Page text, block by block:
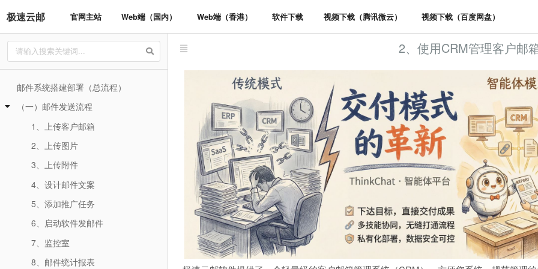
极速云邮 官网主站 Web端（国内） Web端（香港） 软件下载 视频下载（腾讯微云） 视频下载（百度网盘）
邮件系统搭建部署（总流程）
（一）邮件发送流程
1、上传客户邮箱
2、上传图片
3、上传附件
4、设计邮件文案
5、添加推广任务
6、启动软件发邮件
7、监控室
8、邮件统计报表
2、使用CRM管理客户邮